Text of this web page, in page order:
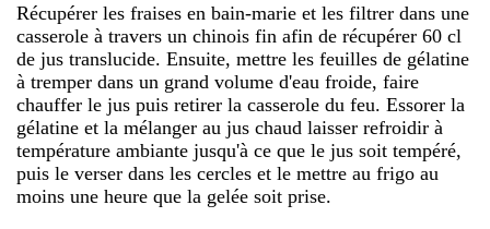
Récupérer les fraises en bain-marie et les filtrer dans une
casserole à travers un chinois fin afin de récupérer 60 cl
de jus translucide. Ensuite, mettre les feuilles de gélatine
à tremper dans un grand volume d'eau froide, faire
chauffer le jus puis retirer la casserole du feu. Essorer la
gélatine et la mélanger au jus chaud laisser refroidir à
température ambiante jusqu'à ce que le jus soit tempéré,
puis le verser dans les cercles et le mettre au frigo au
moins une heure que la gelée soit prise.